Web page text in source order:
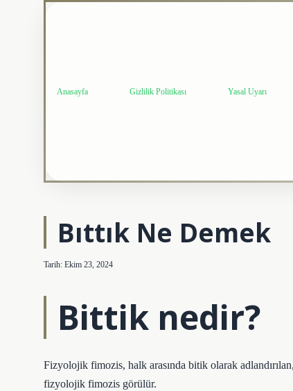
Anasayfa Gizlilik Politikası Yasal Uyarı
Bıttık Ne Demek
Tarih: Ekim 23, 2024
Bittik nedir?
Fizyolojik fimozis, halk arasında bitik olarak
fizyolojik fimozis görülür.